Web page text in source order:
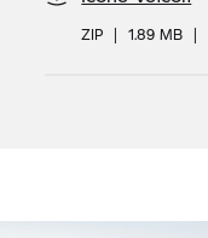
ZIP | 1.89 MB |